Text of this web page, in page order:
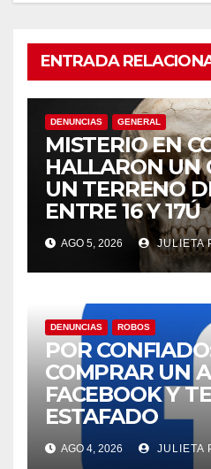
ENTRADA
DENUNCIAS GENERAL
MISTERIO EN
HALLARON UN
UN TERRENO
ENTRE 16 Y 17Ú
AGO 5, 2026 JULIETA
DENUNCIAS ROBOS
POR
COMPRAR UN
FACEBOOK Y
ESTAFADO
AGO 4, 2026 JULIETA